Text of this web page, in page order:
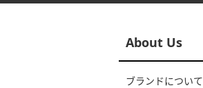
About Us
ブランドについて